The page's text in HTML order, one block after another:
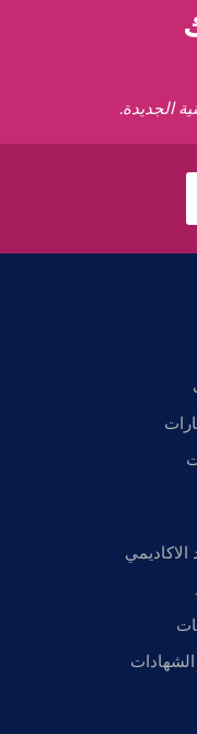
الجديدة.
الاكاديمي